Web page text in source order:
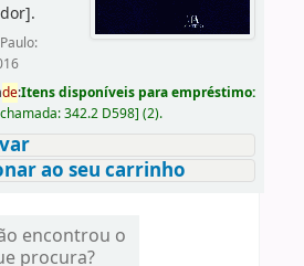
.
de:Itens disponíveis para empréstimo:
342.2 D598] (2).
ao seu carrinho
encontrou o
procura?